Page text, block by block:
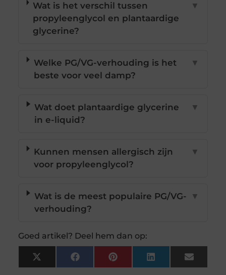
Wat is het verschil tussen
propyleenglycol en plantaardige
glycerine?
▼
Welke PG/VG-verhouding is het
beste voor veel damp?
▼
Wat doet plantaardige glycerine
in e-liquid?
▼
Kunnen mensen allergisch zijn
voor propyleenglycol?
▼
Wat is de meest populaire PG/VG-
verhouding?
▼
Goed artikel? Deel hem dan op:
X
(Twitter)
FacebookPinterestLinkedInEmail